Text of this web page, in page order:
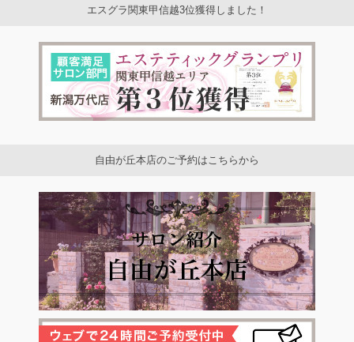
エスグラ関東甲信越3位獲得しました！
自由が丘本店のご予約はこちらから